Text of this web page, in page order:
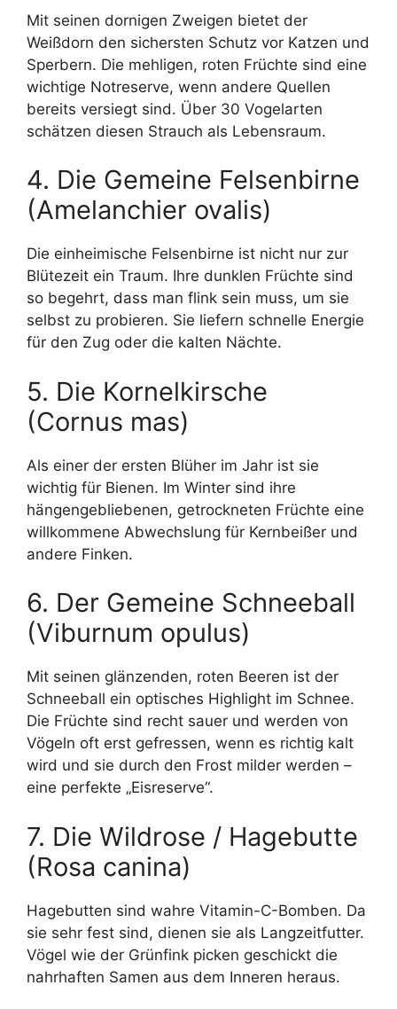
Mit seinen dornigen Zweigen bietet der
Weißdorn den sichersten Schutz vor Katzen und
Sperbern. Die mehligen, roten Früchte sind eine
wichtige Notreserve, wenn andere Quellen
bereits versiegt sind. Über 30 Vogelarten
schätzen diesen Strauch als Lebensraum.
4. Die Gemeine Felsenbirne
(Amelanchier ovalis)
Die einheimische Felsenbirne ist nicht nur zur
Blütezeit ein Traum. Ihre dunklen Früchte sind
so begehrt, dass man flink sein muss, um sie
selbst zu probieren. Sie liefern schnelle Energie
für den Zug oder die kalten Nächte.
5. Die Kornelkirsche
(Cornus mas)
Als einer der ersten Blüher im Jahr ist sie
wichtig für Bienen. Im Winter sind ihre
hängengebliebenen, getrockneten Früchte eine
willkommene Abwechslung für Kernbeißer und
andere Finken.
6. Der Gemeine Schneeball
(Viburnum opulus)
Mit seinen glänzenden, roten Beeren ist der
Schneeball ein optisches Highlight im Schnee.
Die Früchte sind recht sauer und werden von
Vögeln oft erst gefressen, wenn es richtig kalt
wird und sie durch den Frost milder werden –
eine perfekte „Eisreserve“.
7. Die Wildrose / Hagebutte
(Rosa canina)
Hagebutten sind wahre Vitamin-C-Bomben. Da
sie sehr fest sind, dienen sie als Langzeitfutter.
Vögel wie der Grünfink picken geschickt die
nahrhaften Samen aus dem Inneren heraus.